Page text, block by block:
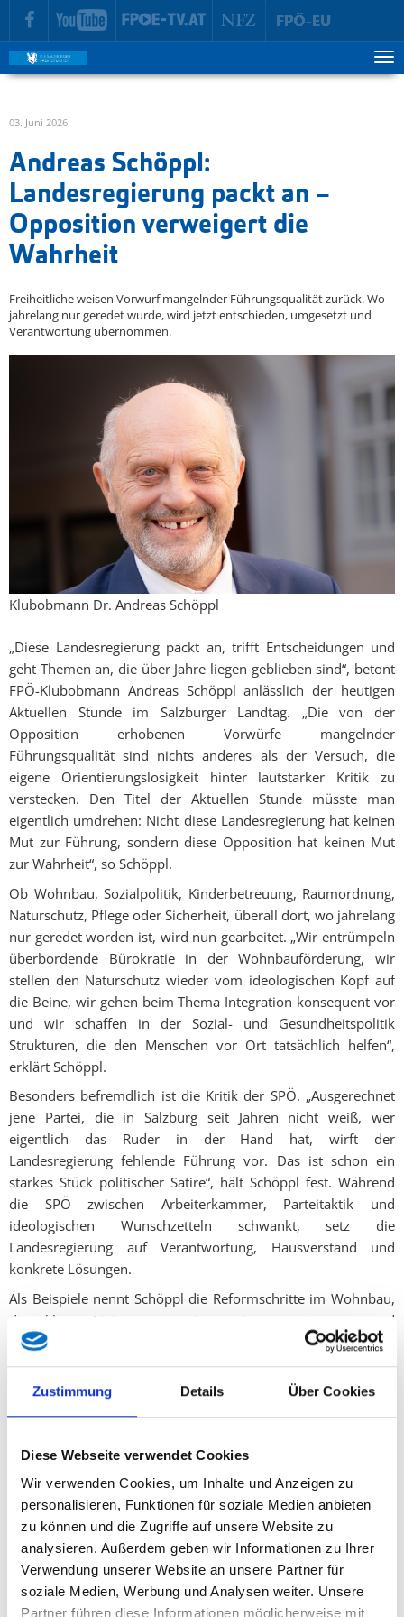
Zustimmung Details Über Cookies
Diese Webseite verwendet Cookies
Wir verwenden Cookies, um Inhalte und Anzeigen zu
personalisieren, Funktionen für soziale Medien anbieten
zu können und die Zugriffe auf unsere Website zu
analysieren. Außerdem geben wir Informationen zu Ihrer
Verwendung unserer Website an unsere Partner für
soziale Medien, Werbung und Analysen weiter. Unsere
Partner führen diese Informationen möglicherweise mit
zur Hauptnavigation springen
zum Inhalt springen
03. Juni 2026
Andreas Schöppl:
Landesregierung packt an –
Opposition verweigert die
Wahrheit
Freiheitliche weisen Vorwurf mangelnder Führungsqualität zurück. Wo
jahrelang nur geredet wurde, wird jetzt entschieden, umgesetzt und
Verantwortung übernommen.
Klubobmann Dr. Andreas Schöppl
„Diese Landesregierung packt an, trifft Entscheidungen und
geht Themen an, die über Jahre liegen geblieben sind“, betont
FPÖ-Klubobmann Andreas Schöppl anlässlich der heutigen
Aktuellen Stunde im Salzburger Landtag. „Die von der
Opposition erhobenen Vorwürfe mangelnder
Führungsqualität sind nichts anderes als der Versuch, die
eigene Orientierungslosigkeit hinter lautstarker Kritik zu
verstecken. Den Titel der Aktuellen Stunde müsste man
eigentlich umdrehen: Nicht diese Landesregierung hat keinen
Mut zur Führung, sondern diese Opposition hat keinen Mut
zur Wahrheit“, so Schöppl.
Ob Wohnbau, Sozialpolitik, Kinderbetreuung, Raumordnung,
Naturschutz, Pflege oder Sicherheit, überall dort, wo jahrelang
nur geredet worden ist, wird nun gearbeitet. „Wir entrümpeln
überbordende Bürokratie in der Wohnbauförderung, wir
stellen den Naturschutz wieder vom ideologischen Kopf auf
die Beine, wir gehen beim Thema Integration konsequent vor
und wir schaffen in der Sozial- und Gesundheitspolitik
Strukturen, die den Menschen vor Ort tatsächlich helfen“,
erklärt Schöppl.
Besonders befremdlich ist die Kritik der SPÖ. „Ausgerechnet
jene Partei, die in Salzburg seit Jahren nicht weiß, wer
eigentlich das Ruder in der Hand hat, wirft der
Landesregierung fehlende Führung vor. Das ist schon ein
starkes Stück politischer Satire“, hält Schöppl fest. Während
die SPÖ zwischen Arbeiterkammer, Parteitaktik und
ideologischen Wunschzetteln schwankt, setz die
Landesregierung auf Verantwortung, Hausverstand und
konkrete Lösungen.
Als Beispiele nennt Schöppl die Reformschritte im Wohnbau,
die klare Linie gegen Integrationsverweigerung und
Sozialmissbrauch, praxistaugliche Lösungen im Naturschutz,
Verbesserungen in der Kinderbetreuung sowie die Arbeit an
Zukunftsprojekten wie der Plattform Pflege III, den Acute
Gesundheit“. „Natürlich sind diese Aufgaben komplex. Aber
rechtliche Absicherung. Wer glaubt, man kann Pflege,
Gesundheit, Kinderbetreuung oder Wohnbau mit ein paar
Oppositionsslogans lösen, hat die Realität nicht verstanden“,
so Schöppl, der ergänzt, dass auch unter schwierigen
budgetären Rahmenbedingungen Verantwortung
übernommen wird. „Wir sagen offen, was geht und was nicht